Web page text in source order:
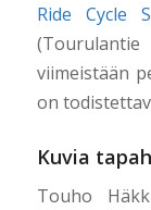
Ride Cycle
viimeistään
on
Kuvia
Touho